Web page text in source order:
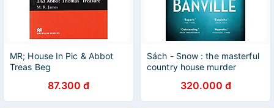
MR; House In Pic & Abbot
Treas Beg
87.300 đ
Sách - Snow : the masterful
country house murder
Times bestseller (Strafford
and Quirke) by John Banville
320.000 đ